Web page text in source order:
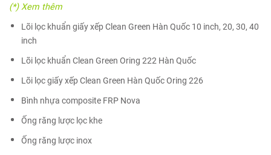
(*) Xem thêm
Lõi lọc khuẩn giấy xếp Clean Green Hàn Quốc 10 inch, 20, 30, 40
inch
Lõi lọc khuẩn Clean Green Oring 222 Hàn Quốc
Lõi lọc giấy xếp Clean Green Hàn Quốc Oring 226
Bình nhựa composite FRP Nova
Ống răng lược lọc khe
Ống răng lược inox